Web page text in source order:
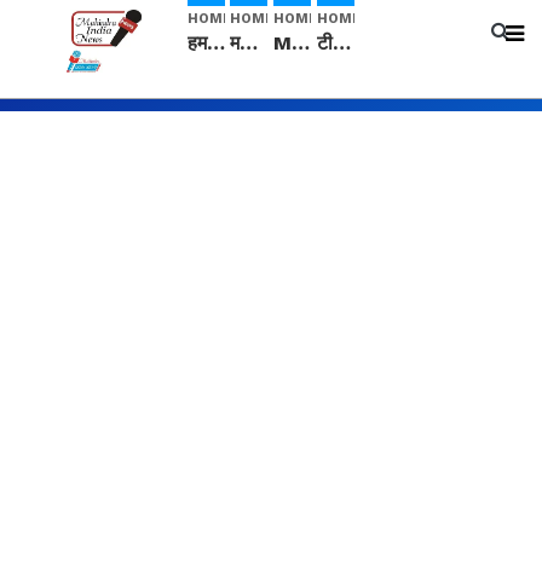
HOME
हम सनातनी..." सांसद kangana Ranaut से क्या बोली लड़की? Viral Jantar-Mantar | CJP protest
HOME
मनीषा हत्याकांड: हत्या, आत्महत्या या कोई बड़ा राज? | Full Story | Josh Haryana
HOME
Mangalsutra: हिंदू धर्म में शादी के बाद मंगलसूत्र क्यों पहनती है महिलाएं, किसने शुरु की ये परंपरा
HOME
टीम बीकेई ने एग्रीकल्चर ग्रेड की यूरिया खाद गट्टों में बदलकर टेक्निकल ग्रेड में बेचने वालों पर करवाई कार्रवाई: लखविंदर सिंह औलख